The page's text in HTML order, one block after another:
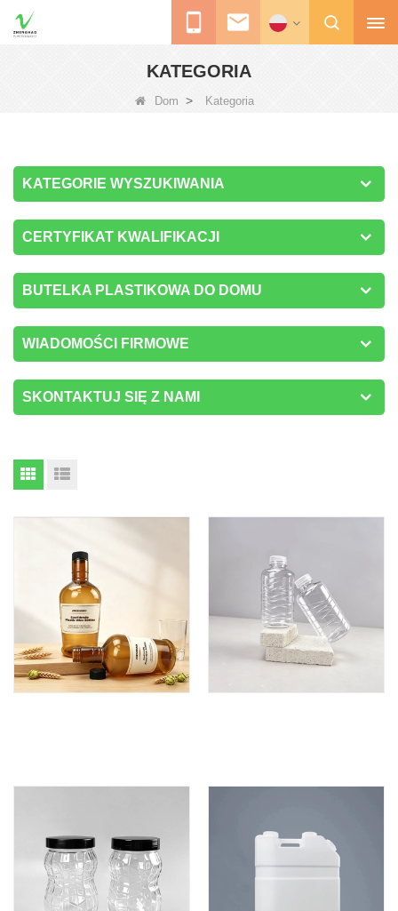
KATEGORIA
Dom > Kategoria
KATEGORIE WYSZUKIWANIA
CERTYFIKAT KWALIFIKACJI
BUTELKA PLASTIKOWA DO DOMU
WIADOMOŚCI FIRMOWE
SKONTAKTUJ SIĘ Z NAMI